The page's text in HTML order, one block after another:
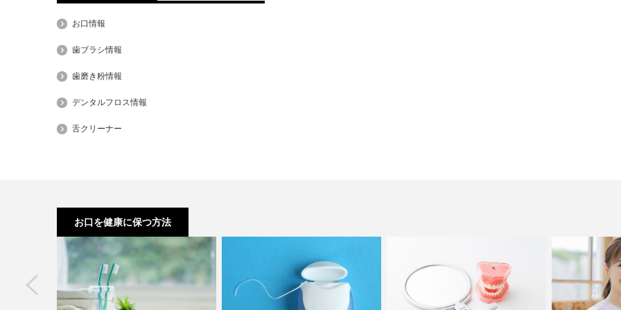
お口情報
歯ブラシ情報
歯磨き粉情報
デンタルフロス情報
舌クリーナー
お口を健康に保つ方法